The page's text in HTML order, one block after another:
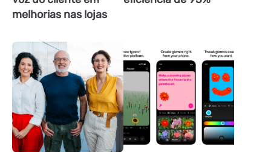
melhorias nas lojas